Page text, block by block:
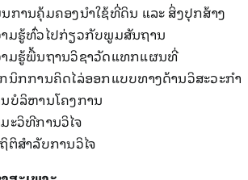
ການ​ຄຸ້ມ​ຄອງ​ນໍາ​ໃຊ້​ທີ່​ດິນ ​ແລະ ສິ່ງ​ປຸກ​ສ້າງ
ມ​ຮູ້​ທົ່ວ​ໄປ​ກ່ຽວກັບ​ພູມ​ສັນຖານ
ມ​ຮູ້​ພື້ນຖານ​ວິຊາ​ວັດ​ແທກ​ແຜນ​ທີ່
ນິກ​ການ​ຄິດ​ໄລ່​ອອກ​ແບບ​ທາງ​ດ້ານ​ວິສະວະ​ກໍາ
ບໍລິຫານ​ໂຄງການ
ະ​ວິທີ​ການ​ວິ​ໄຈ
ຕິ​ສໍາລັບ​ການ​ວິ​ໄຈ